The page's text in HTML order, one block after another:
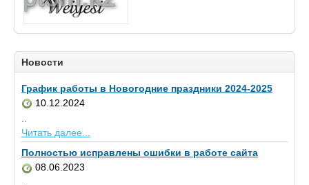
Новости
График работы в Новогодние праздники 2024-2025
10.12.2024
..
Читать далее...
Полностью исправлены ошибки в работе сайта
08.06.2023